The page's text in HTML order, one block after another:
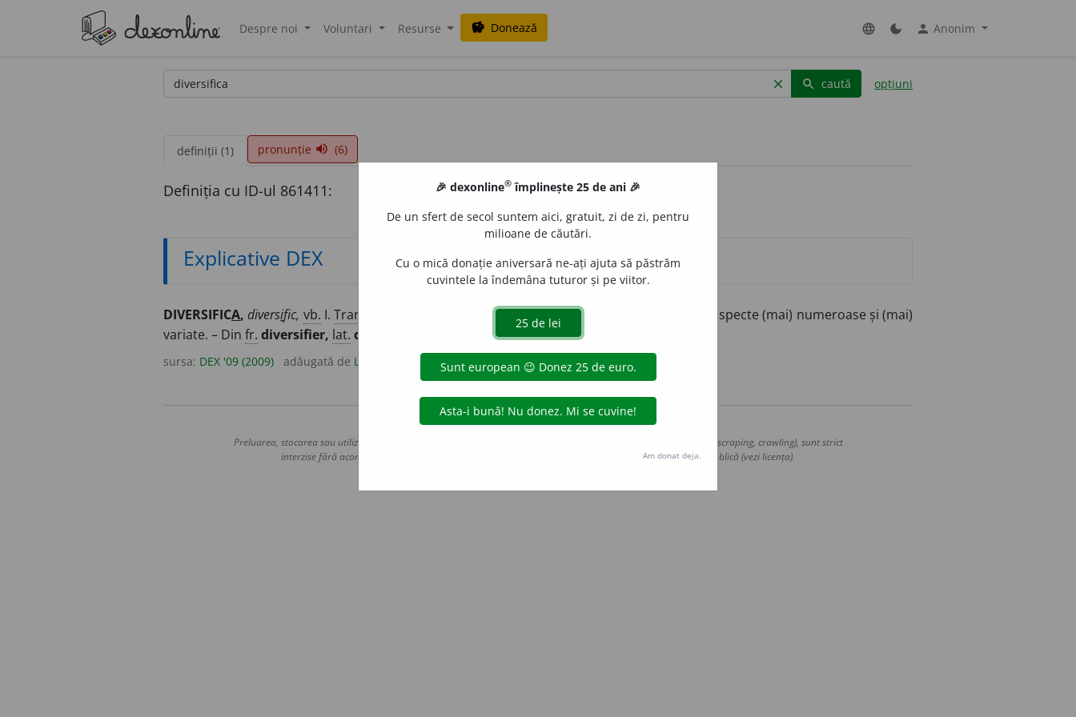
Despre noi Voluntari Resurse savings Donează language dark_mode person Anonim
clear search caută opțiuni
definiții (1) pronunție volume_up (6)
Definiția cu ID-ul 861411:
Explicative DEX
DIVERSIFICA, diversific, vb. I. Tranz.
A face ca un lucru, un proces, o acțiune etc. să prezinte aspecte (mai) numeroase și (mai)
variate. – Din fr. diversifier, lat. diversificare.
sursa: DEX '09 (2009) adăugată de LauraGellner acțiuni
Copyright © 2004-2026 dexonline (https://dexonline.ro)
Preluarea, stocarea sau utilizarea datelor de pe acest site, inclusiv prin orice metode de extragere automată (web scraping, crawling), sunt strict
interzise fără acordul nostru prealabil scris, cu excepția seturilor de date oferite oficial spre utilizare publică (vezi licența).
🎉 dexonline® împlinește 25 de ani 🎉
De un sfert de secol suntem aici, gratuit, zi de zi, pentru
milioane de căutări.
Cu o mică donație aniversară ne-ați ajuta să păstrăm
cuvintele la îndemâna tuturor și pe viitor.
Am donat deja.